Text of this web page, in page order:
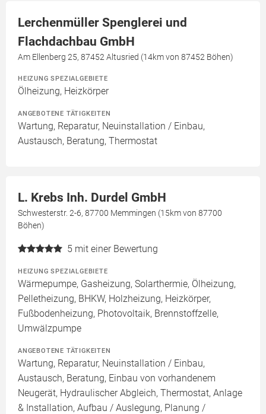
Lerchenmüller Spenglerei und
Flachdachbau GmbH
Am Ellenberg 25, 87452 Altusried (14km von 87452 Böhen)
HEIZUNG SPEZIALGEBIETE
Ölheizung, Heizkörper
ANGEBOTENE TÄTIGKEITEN
Wartung, Reparatur, Neuinstallation / Einbau,
Austausch, Beratung, Thermostat
L. Krebs Inh. Durdel GmbH
Schwesterstr. 2-6, 87700 Memmingen (15km von 87700
Böhen)
5 mit einer Bewertung
HEIZUNG SPEZIALGEBIETE
Wärmepumpe, Gasheizung, Solarthermie, Ölheizung,
Pelletheizung, BHKW, Holzheizung, Heizkörper,
Fußbodenheizung, Photovoltaik, Brennstoffzelle,
Umwälzpumpe
ANGEBOTENE TÄTIGKEITEN
Wartung, Reparatur, Neuinstallation / Einbau,
Austausch, Beratung, Einbau von vorhandenem
Neugerät, Hydraulischer Abgleich, Thermostat, Anlage
& Installation, Aufbau / Auslegung, Planung /